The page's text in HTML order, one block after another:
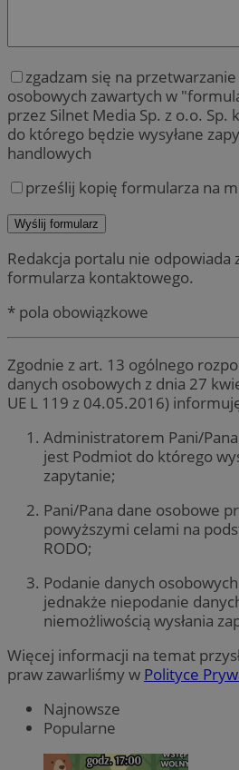
zgadzam się na
osobowych zawartych w
przez Silnet Media Sp. z o.o. Sp.
do którego będzie wysyłane
handlowych
prześlij kopię formularza na
Redakcja portalu nie odpowiada
formularza kontaktowego.
* pola obowiązkowe
Zgodnie z art. 13 ogólnego
danych osobowych z dnia 27
UE L 119 z 04.05.2016)
Administratorem Pani/
jest Podmiot do którego
zapytanie;
Pani/Pana dane osobowe
powyższymi celami na
RODO;
Podanie danych
jednakże niepodanie
niemożliwością wysłania
Więcej informacji na temat
praw zawarliśmy w Polityce
Najnowsze
Popularne